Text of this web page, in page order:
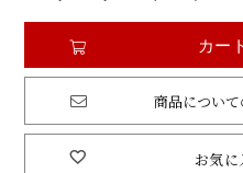
お気
カー
商品につい